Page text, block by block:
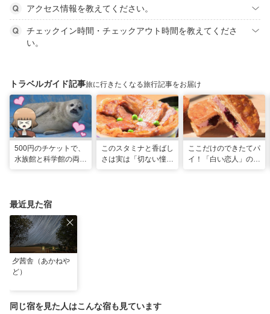
アクセス情報を教えてください。
チェックイン時間・チェックアウト時間を教えてくださ
い。
トラベルガイド記事旅に行きたくなる旅行記事をお届け
500円のチケットで、
水族館と科学館の両方
このスタミナと香ばし
さは実は「切ない憧
ここだけのできたてパ
イ！「白い恋人」の石
最近見た宿
夕茜舎（あかねや
ど）
同じ宿を見た人はこんな宿も見ています